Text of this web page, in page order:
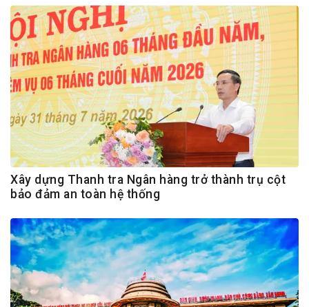
Xây dựng Thanh tra Ngân hàng trở thành trụ cột
bảo đảm an toàn hệ thống